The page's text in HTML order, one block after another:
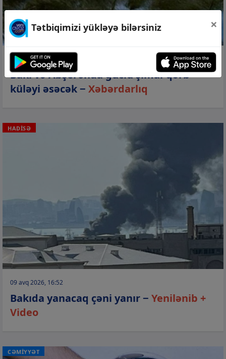
09 avq 2026, 17:34
Bakı və Abşeronda güclü şimal-qərb
küləyi əsəcək − Xəbərdarlıq
HADİSƏ
09 avq 2026, 16:52
Bakıda yanacaq çəni yanır − Yenilənib +
Video
CƏMİYYƏT
Tətbiqimizi yükləyə bilərsiniz ×